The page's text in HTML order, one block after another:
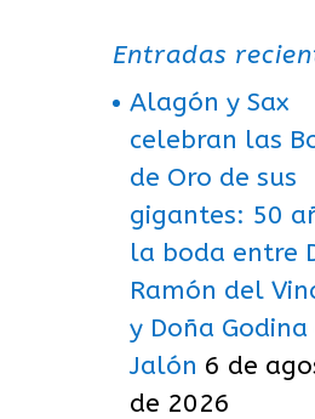
Entradas
Alagón y Sax
celebran las
de Oro de sus
gigantes: 50
la boda entre
Ramón del
y Doña
Jalón 6 de
de 2026